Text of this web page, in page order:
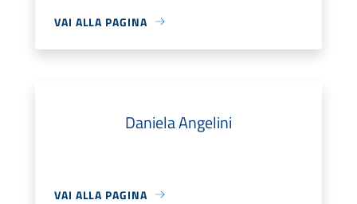
VAI ALLA PAGINA
Daniela Angelini
VAI ALLA PAGINA